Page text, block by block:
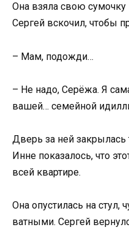
Она взяла свою сумочку
Сергей вскочил, чтобы
– Мам, подожди…
– Не надо, Серёжа. Я
вашей… семейной
Дверь за ней
Инне показалось, что
всей квартире.
Она опустилась на стул,
ватными. Сергей